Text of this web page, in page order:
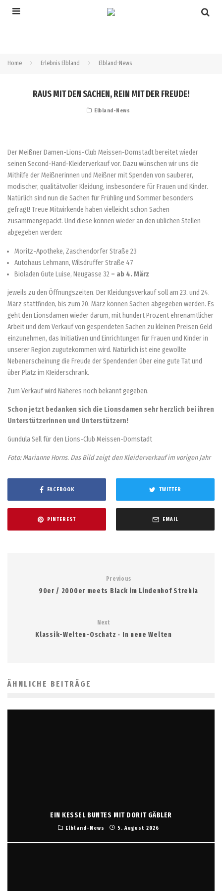
Home Erlebnis Elbland Elbland-News
RAUS MIT DEN SACHEN, REIN MIT DER FREUDE!
Elbland-News
Der Meißner Damen-Lions-Club Meissen-Domstadt bereitet wieder
seinen Second-Hand-Kleiderverkauf vor. Dazu wünschen wir uns die
Mithilfe der Meißnerinnen und Meißner mit Spenden von sauberer,
modischer, qualitätvoller Kleidung, insbesondere für Frauen und Kinder.
Natürlich sind nun die Sachen für Frühling und Sommer besonders
gefragt! Treue Mitwirkende haben vielleicht schon Sachen
zusammengepackt. Und diese können wieder an den üblichen Stellen
abgegeben werden:
Moritz-Apotheke, Zaschendorfer Straße 23
Autohaus Lehmann, Wilsdruffer Straße 47
Bioladen Gute Luise, Neugasse 32 – ab 4. März
jeweils zu den Öffnungszeiten. Der Kleidungsverkauf soll am 23. und 24.
März stattfinden, bis zum 20. März können Sachen abgegeben werden. Es
geht den Lionsdamen wieder darum, mit hundert Prozent ehrenamtlicher
Arbeit und dem Verkauf von gespendeten Sachen zu kleinen Preisen Geld
einzunehmen, das Initiativen und Einrichtungen für Frauen und Kinder in
unserer Region zugutekommen wird. Natürlich ist eine gewollte
Nebenerscheinung die Freude der Spendenden über eine gute Tat und
über Platz im KIeiderschrank.
Zum Verkauf wird Näheres noch bekannt gegeben.
Schon jetzt bedanken sich die Lionsdamen sehr herzlich bei ihren
Unterstützerinnen und Unterstützern!
Gundula Sell für den Lions-Club Meissen-Domstadt
Foto: Marianne Horns. Das Bild zeigt den Kleiderverkauf im vorigen Jahr
FACEBOOK TWITTER
PINTEREST EMAIL
Previous
90er / 2000er meets Black im Lindenhof Strehla
Next
Klassik-Welten-Oschatz · In neue Welten
ÄHNLICHE BEITRÄGE
EIN KESSEL BUNTES MIT DORIT GÄBLER
Elbland-News 5. August 2026